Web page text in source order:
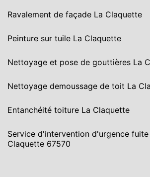
Ravalement de façade La Claquette
Peinture sur tuile La Claquette
Nettoyage et pose de gouttières La
Nettoyage demoussage de toit La
Entanchéité toiture La Claquette
Service d'intervention d'urgence
Claquette 67570